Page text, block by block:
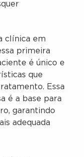
clínica em
primeira
é único e
que
Essa
é a base para
garantindo
adequada